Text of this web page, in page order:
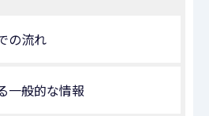
の流れ
一般的な情報